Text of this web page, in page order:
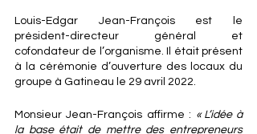
Louis-Edgar Jean-François est le
président-directeur général et
cofondateur de l’organisme. Il était présent
à la cérémonie d’ouverture des locaux du
groupe à Gatineau le 29 avril 2022.
Monsieur Jean-François affirme : « L’idée à
la base était de mettre des entrepreneurs